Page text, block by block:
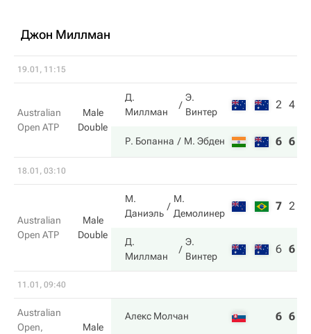
Джон Миллман
19.01, 11:15
Australian
Open ATP
Male
Double
Д.
Миллман
Э.
Винтер
2 4
Р. Бопанна М. Эбден 6 6
18.01, 03:10
Australian
Open ATP
Male
Double
М.
Даниэль
М.
Демолинер
7 2
Д.
Миллман
Э.
Винтер
6 6
11.01, 09:40
Australian
Open,
Male
Алекс Молчан 6 6